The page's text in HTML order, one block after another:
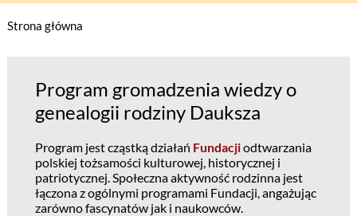
Strona główna
Program gromadzenia wiedzy o
genealogii rodziny Dauksza
Program jest cząstką działań Fundacjiodtwarzania
polskiej tożsamości kulturowej, historycznej i
patriotycznej. Społeczna aktywność rodzinna jest
łączona z ogólnymi programami Fundacji, angażując
zarówno fascynatów jak i naukowców.